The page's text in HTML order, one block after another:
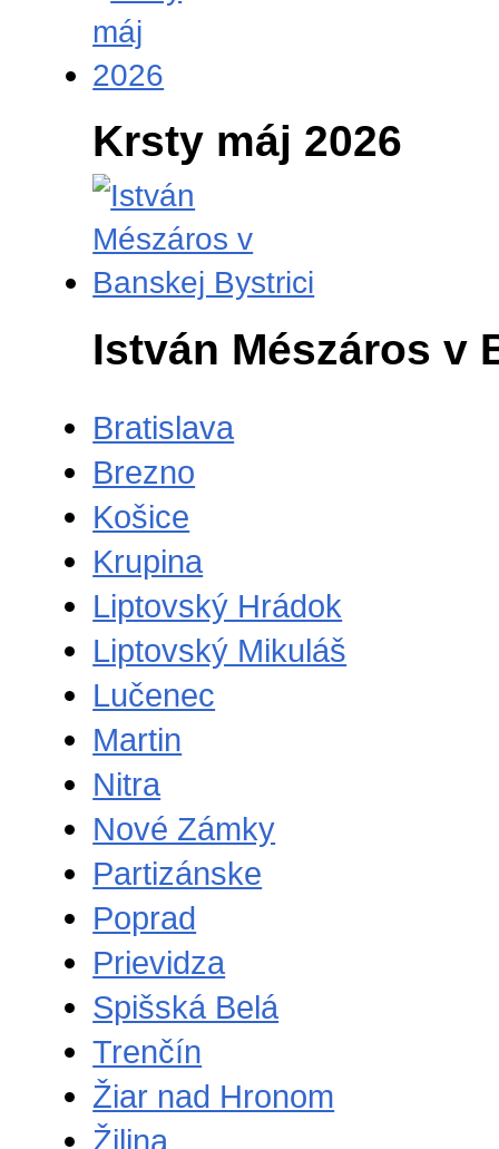
Krsty máj 2026
István Mészáros v
Bratislava
Brezno
Košice
Krupina
Liptovský Hrádok
Liptovský Mikuláš
Lučenec
Martin
Nitra
Nové Zámky
Partizánske
Poprad
Prievidza
Spišská Belá
Trenčín
Žiar nad Hronom
Žilina